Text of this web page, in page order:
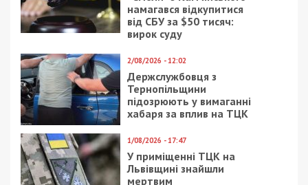
7/08/2026 - 15:00
На Закарпатті ТЦК
«списав» понад 1500
чоловік з військового
знищили, щоб прибрати
сліди
5/08/2026 - 21:31